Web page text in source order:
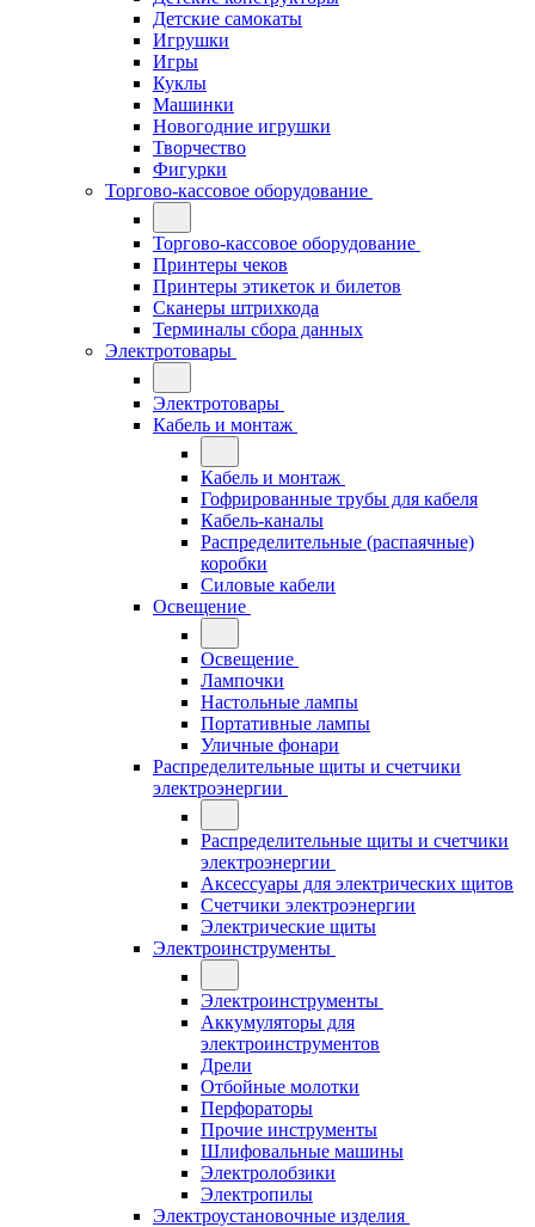
Детские самокаты
Игрушки
Игры
Куклы
Машинки
Новогодние игрушки
Творчество
Фигурки
Торгово-кассовое оборудование
Торгово-кассовое оборудование
Принтеры чеков
Принтеры этикеток и билетов
Сканеры штрихкода
Терминалы сбора данных
Электротовары
Электротовары
Кабель и монтаж
Кабель и монтаж
Гофрированные трубы для кабеля
Кабель-каналы
Распределительные (распаячные)
коробки
Силовые кабели
Освещение
Освещение
Лампочки
Настольные лампы
Портативные лампы
Уличные фонари
Распределительные щиты и счетчики
электроэнергии
Распределительные щиты и счетчики
электроэнергии
Аксессуары для электрических щитов
Счетчики электроэнергии
Электрические щиты
Электроинструменты
Электроинструменты
Аккумуляторы для
электроинструментов
Дрели
Отбойные молотки
Перфораторы
Прочие инструменты
Шлифовальные машины
Электролобзики
Электропилы
Электроустановочные изделия